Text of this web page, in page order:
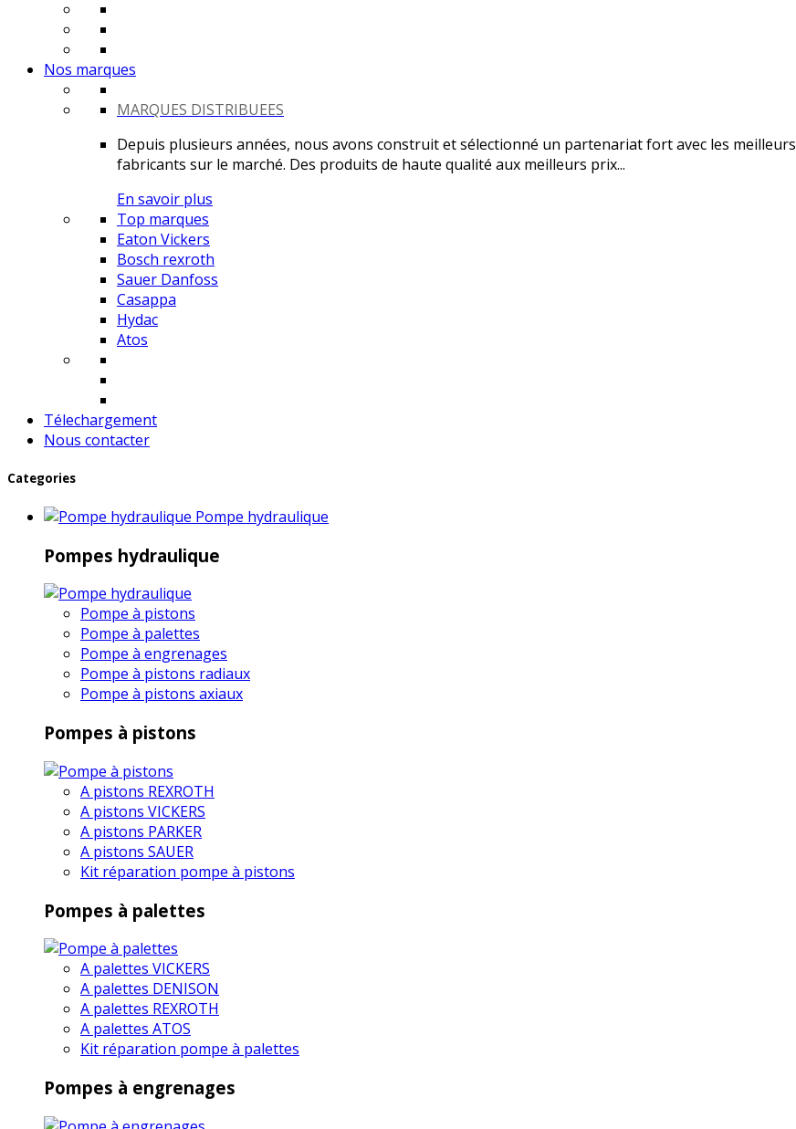
Nos marques
MARQUES DISTRIBUEES
Depuis plusieurs années, nous avons construit et sélectionné un partenariat fort avec les meilleurs
fabricants sur le marché. Des produits de haute qualité aux meilleurs prix...
En savoir plus
Top marques
Eaton Vickers
Bosch rexroth
Sauer Danfoss
Casappa
Hydac
Atos
Télechargement
Nous contacter
Categories
Pompe hydraulique
Pompes hydraulique
Pompe à pistons
Pompe à palettes
Pompe à engrenages
Pompe à pistons radiaux
Pompe à pistons axiaux
Pompes à pistons
A pistons REXROTH
A pistons VICKERS
A pistons PARKER
A pistons SAUER
Kit réparation pompe à pistons
Pompes à palettes
A palettes VICKERS
A palettes DENISON
A palettes REXROTH
A palettes ATOS
Kit réparation pompe à palettes
Pompes à engrenages